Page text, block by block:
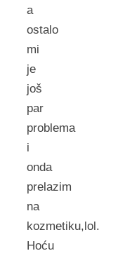
a
ostalo
mi
je
još
par
problema
i
onda
prelazim
na
kozmetiku,lol.
Hoću